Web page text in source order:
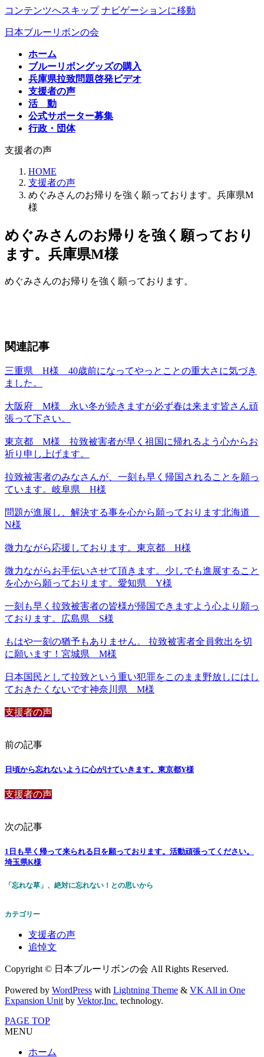
コンテンツへスキップ ナビゲーションに移動
日本ブルーリボンの会
ホーム
ブルーリボングッズの購入
兵庫県拉致問題啓発ビデオ
支援者の声
活 動
公式サポーター募集
行政・団体
支援者の声
HOME
支援者の声
めぐみさんのお帰りを強く願っております。兵庫県M
様
めぐみさんのお帰りを強く願っており
ます。兵庫県M様
めぐみさんのお帰りを強く願っております。
関連記事
三重県 H様 40歳前になってやっとことの重大さに気づき
ました。
大阪府 M様 永い冬が続きますが必ず春は来ます皆さん頑
張って下さい。
東京都 M様 拉致被害者が早く祖国に帰れるよう心からお
祈り申し上げます。
拉致被害者のみなさんが、一刻も早く帰国されることを願っ
ています。岐阜県 H様
問題が進展し、解決する事を心から願っております北海道
N様
微力ながら応援しております。東京都 H様
微力ながらお手伝いさせて頂きます。少しでも進展すること
を心から願っております。愛知県 Y様
一刻も早く拉致被害者の皆様が帰国できますよう心より願っ
ております。広島県 S様
もはや一刻の猶予もありません。 拉致被害者全員救出を切
に願います！宮城県 M様
日本国民として拉致という重い犯罪をこのまま野放しにはし
ておきたくないです神奈川県 M様
支援者の声
前の記事
日頃から忘れないように心がけていきます。東京都Y様
支援者の声
次の記事
1日も早く帰って来られる日を願っております。活動頑張ってください。
埼玉県K様
「忘れな草」、絶対に忘れない！との思いから
カテゴリー
支援者の声
追悼文
Copyright © 日本ブルーリボンの会 All Rights Reserved.
Powered by WordPress with Lightning Theme & VK All in One
Expansion Unit by Vektor,Inc. technology.
PAGE TOP
MENU
ホーム